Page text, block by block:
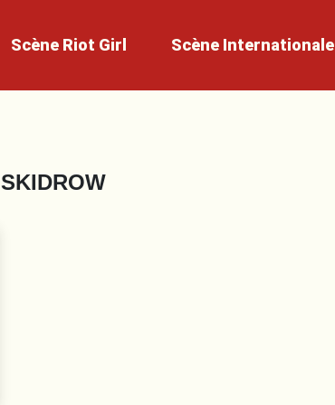
Scène Riot Girl Scène Internationale
SKIDROW